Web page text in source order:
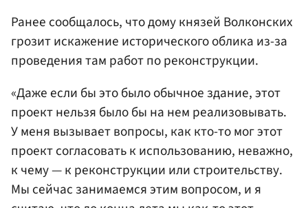
Ранее сообщалось, что дому князей Волконских
грозит искажение исторического облика из-за
проведения там работ по реконструкции.
«Даже если бы это было обычное здание, этот
проект нельзя было бы на нем реализовывать.
У меня вызывает вопросы, как кто-то мог этот
проект согласовать к использованию, неважно,
к чему — к реконструкции или строительству.
Мы сейчас занимаемся этим вопросом, и я